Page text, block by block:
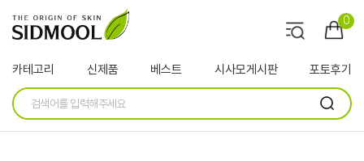
0
카테고리 신제품 베스트 시사모게시판 포토후기